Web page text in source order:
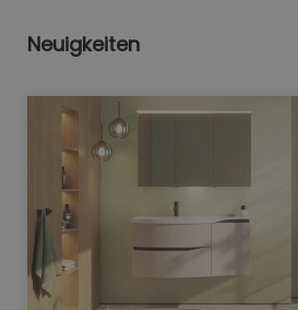
Neuigkeiten